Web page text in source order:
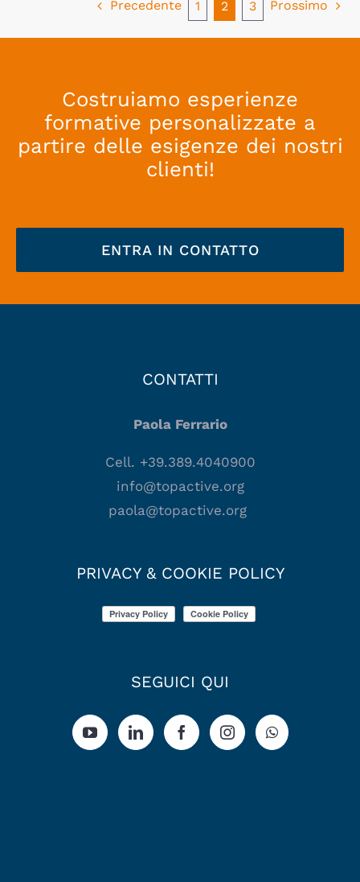
Precedente 1 2 3 Prossimo
Costruiamo esperienze
formative personalizzate a
partire delle esigenze dei nostri
clienti!
ENTRA IN CONTATTO
CONTATTI
Paola Ferrario
Cell. +39.389.4040900
info@topactive.org
paola@topactive.org
PRIVACY & COOKIE POLICY
SEGUICI QUI